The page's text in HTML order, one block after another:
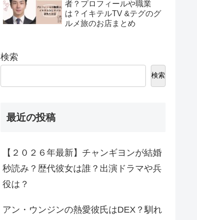
者？プロフィールや職業
は？イキテルTV &テグのグ
ルメ旅のお店まとめ
検索
検索
最近の投稿
【２０２６年最新】チャンギヨンが結婚
秒読み？歴代彼女は誰？出演ドラマや兵
役は？
アン・ウンジンの熱愛彼氏はDEX？馴れ